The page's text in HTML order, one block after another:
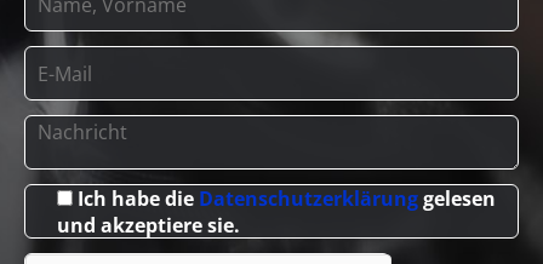
Ich habe die Datenschutzerklärunggelesen
und akzeptiere sie.